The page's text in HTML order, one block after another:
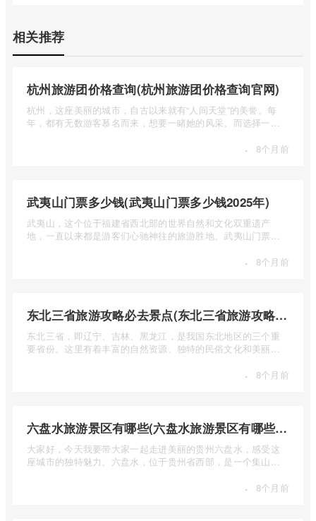
相关推荐
杭州旅游团价格查询(杭州旅游团价格查询官网)
杭州，这座美丽的城市，自古以来就有“人间天堂”的美誉。每
年，都有无数游客慕名而来，想要一睹她的风采。而选择一个
· 8个月前
武夷山门票多少钱(武夷山门票多少钱2025年)
武夷山，这个位于福建省西北部的世界自然和文化双重遗产
地，一直以来都是游客们心驰神往的旅游胜地。武夷山门票多
· 8个月前
东北三省旅游攻略必去景点(东北三省旅游攻略必去景点视频介绍)
东北三省，即辽宁、吉林、黑龙江，是我国东北地区的三个重
要省份。这里有着丰富的自然资源、独特的民俗文化和美丽的
· 8个月前
六盘水旅游景区有哪些(六盘水旅游景区有哪些景点值得去)
大家好，今天我要带大家一起走进美丽的贵州六盘水，感受这
座城市的独特魅力。六盘水，位于贵州省西部，是一个集山水
· 8个月前